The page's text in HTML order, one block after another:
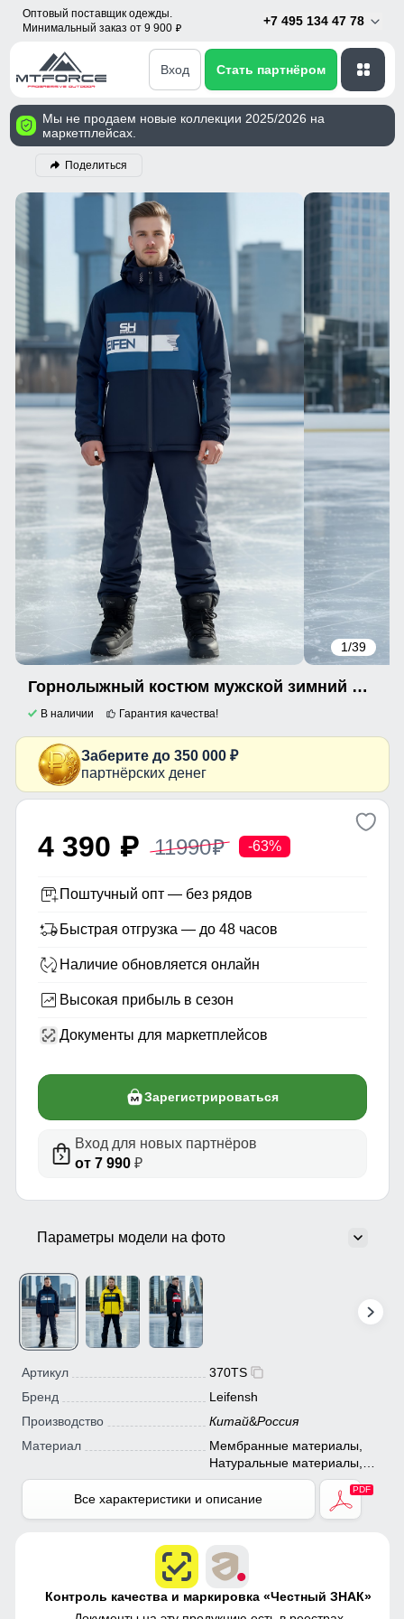
Оптовый поставщик одежды.
Минимальный заказ от 9 900 p
+7 495 134 47 78
Вход Стать партнёром
Мы не продаем новые коллекции 2025/2026 на
маркетплейсах.
Поделиться
1/39
Горнолыжный костюм мужской зимний темно-синего цвета 370TS
В наличии Гарантия качества!
Заберите до 350 000 ₽
партнёрских денег
4 390 p 11990p -63%
Поштучный опт — без рядов
Быстрая отгрузка — до 48 часов
Наличие обновляется онлайн
Высокая прибыль в сезон
Документы для маркетплейсов
Зарегистрироваться
Вход для новых партнёров
от 7 990₽
Параметры модели на фото
Артикул
370TS
Бренд
Leifensh
Производство
Китай&Россия
Материал
Мембранные материалы,
Натуральные материалы,
Полиэстер, Плащевка,
Тефлон, Болонь,
Экологичные материалы
Все характеристики и описание
Контроль качества и маркировка «Честный ЗНАК»